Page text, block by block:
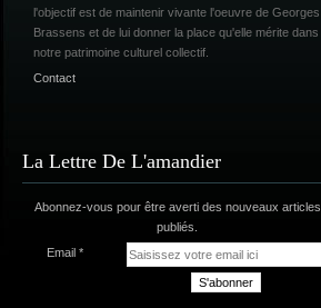
l'objectif est de maintenir vivante l'oeuvre de Georges
Brassens et de lui donner la place qu'elle mérite dans
notre patrimoine culturel collectif.
Contact
La Lettre De L'amandier
Abonnez-vous pour être averti des nouveaux articles
publiés.
Email